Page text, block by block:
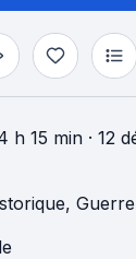
h 15 min · 12
, Guerre